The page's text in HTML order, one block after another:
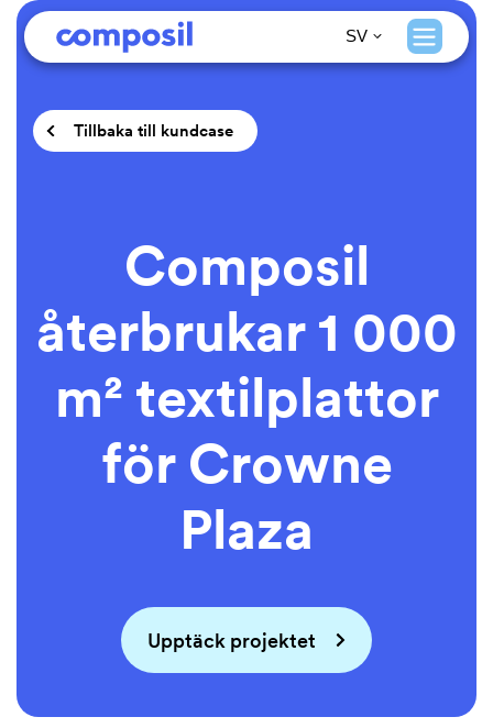
SV
Tillbaka till kundcase
Composil
återbrukar 1 000
m² textilplattor
för Crowne
Plaza
Upptäck projektet